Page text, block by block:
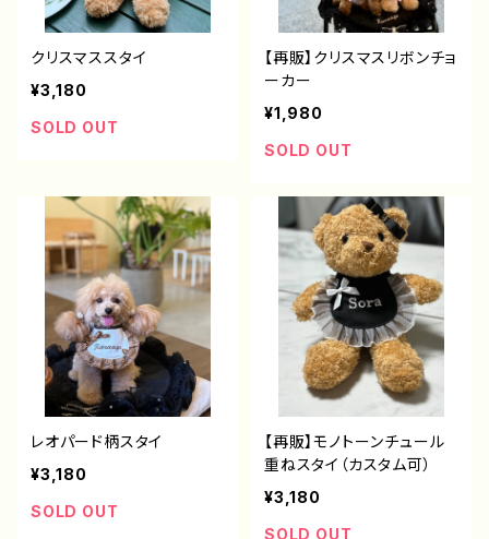
クリスマススタイ
¥3,180
SOLD OUT
【再販】クリスマスリボンチョ
ーカー
¥1,980
SOLD OUT
レオパード柄スタイ
¥3,180
SOLD OUT
【再販】モノトーンチュール
重ねスタイ（カスタム可）
¥3,180
SOLD OUT